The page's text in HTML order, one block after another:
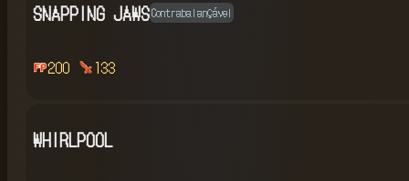
SNAPPING JAWSContrabalançável
200 133
WHIRLPOOL